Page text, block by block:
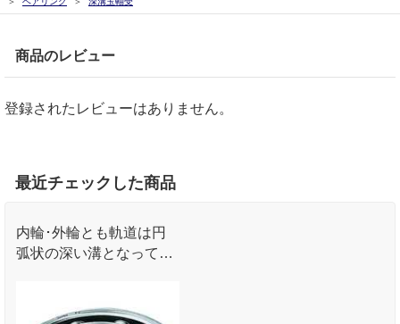
商品のレビュー
登録されたレビューはありません。
最近チェックした商品
内輪･外輪とも軌道は円
弧状の深い溝となってお
合成荷重を受けることが